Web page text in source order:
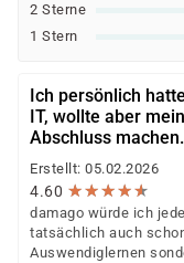
2 Sterne
1 Stern
Ich persönlich
IT, wollte aber
Abschluss machen.
Erstellt: 05.02.2026
4.60 ★★★★★
★★★★★
damago würde ich
tatsächlich auch
Auswendiglernen